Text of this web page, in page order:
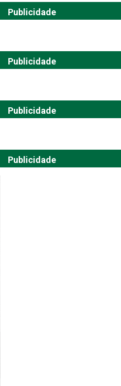
Publicidade
Publicidade
Publicidade
Publicidade